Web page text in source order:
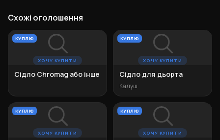
Схожі оголошення
ХОЧУ КУПИТИ
КУПЛЮ
Сідло Chromag або інше
ХОЧУ КУПИТИ
КУПЛЮ
Сідло для дьорта
Калуш
ХОЧУ КУПИТИ
КУПЛЮ
ХОЧУ КУПИТИ
КУПЛЮ